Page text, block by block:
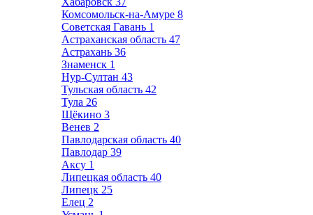
Комсомольск-на-Амуре 8
Советская Гавань 1
Астраханская область 47
Астрахань 36
Знаменск 1
Нур-Султан 43
Тульская область 42
Тула 26
Щёкино 3
Венев 2
Павлодарская область 40
Павлодар 39
Аксу 1
Липецкая область 40
Липецк 25
Елец 2